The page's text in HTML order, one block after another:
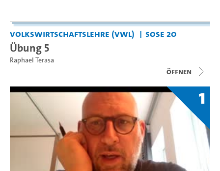
Volkswirtschaftslehre (VWL) SoSe 20
Übung 5
Raphael Terasa
Öffnen
1